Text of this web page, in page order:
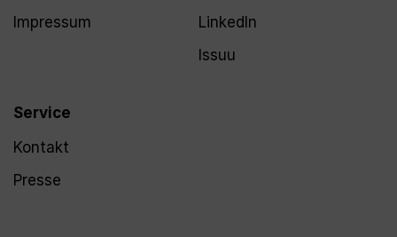
Impressum
Service
Kontakt
Presse
LinkedIn
Issuu